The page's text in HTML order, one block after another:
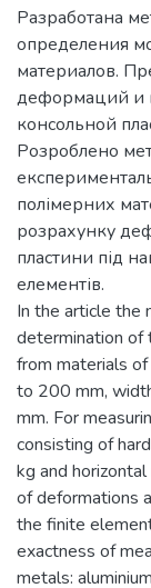
Разработана
определения
материалов.
деформаций и
консольной
Розроблено
полімерних
розрахунку
пластини під
елементів.
In the article the
determination of
from materials
to 200 mm,
mm. For
consisting of
kg and
of deformations
the finite
exactness of
metals: